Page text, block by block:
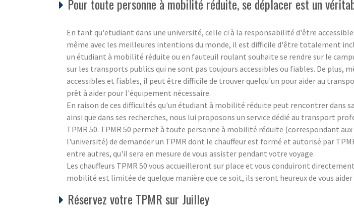
Pour toute personne à mobilité réduite, se déplacer est un
En tant qu'etudiant dans une université, celle ci à la responsabilité d'être
même avec les meilleures intentions du monde, il est difficile d'être totalement
un étudiant à mobilité réduite ou en fauteuil roulant souhaite se rendre sur le
sur les transports publics qui ne sont pas toujours accessibles ou fiables. De plus,
accessibles et fiables, il peut être difficile de trouver quelqu'un pour aider au
prêt à aider pour l'équipement nécessaire.
En raison de ces difficultés qu'un étudiant à mobilité réduite peut rencontrer dans
ainsi que dans ses recherches, nous lui proposons un service dédié au transport
TPMR 50. TPMR 50 permet à toute personne à mobilité réduite (correspondant
l'université) de demander un TPMR dont le chauffeur est formé et autorisé par
entre autres, qu'il sera en mesure de vous assister pendant votre voyage.
Les chauffeurs TPMR 50 vous accueilleront sur place et vous conduiront
mobilité est limitée de quelque manière que ce soit, ils seront heureux de vous aider
Réservez votre TPMR sur Juilley